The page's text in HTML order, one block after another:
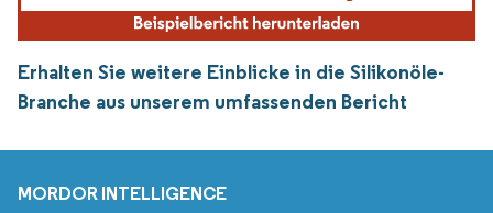
Erhalten Sie weitere Einblicke in die Silikonöle-
Branche aus unserem umfassenden Bericht
MORDOR INTELLIGENCE